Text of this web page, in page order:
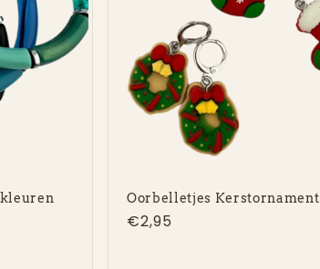
Oorbelletjes Kerstornament
Normale
€2,95